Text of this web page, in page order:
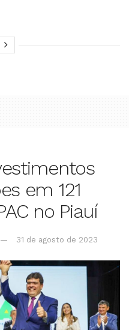
em 121
no Piauí
31 de agosto de 2023